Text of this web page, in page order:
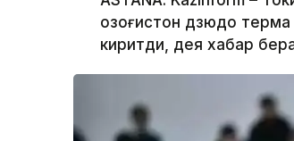
Қозоғистон дзюдо
киритди, дея хабар